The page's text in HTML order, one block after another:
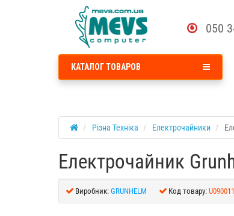
050
КАТАЛОГ ТОВАРОВ
Різна Техніка Електрочайники
Електрочайник
Виробник: GRUNHELM Код товару: